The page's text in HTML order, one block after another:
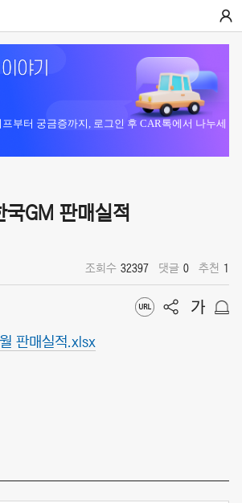
부터 궁금증까지, 로그인 후 CAR톡에서 나누세
국GM 판매실적
조회수 32397 댓글 0 추천 1
판매실적.xlsx